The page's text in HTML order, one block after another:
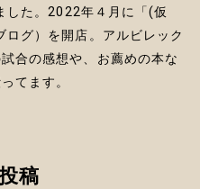
した。2022年４月に「(仮
グ）を開店。アルビレック
合の感想や、お薦めの本な
てます。
稿